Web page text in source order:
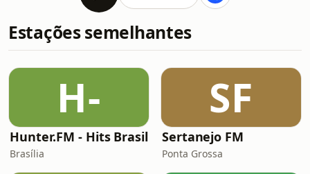
Estações semelhantes
H-
Hunter.FM - Hits Brasil
Brasília
SF
Sertanejo FM
Ponta Grossa